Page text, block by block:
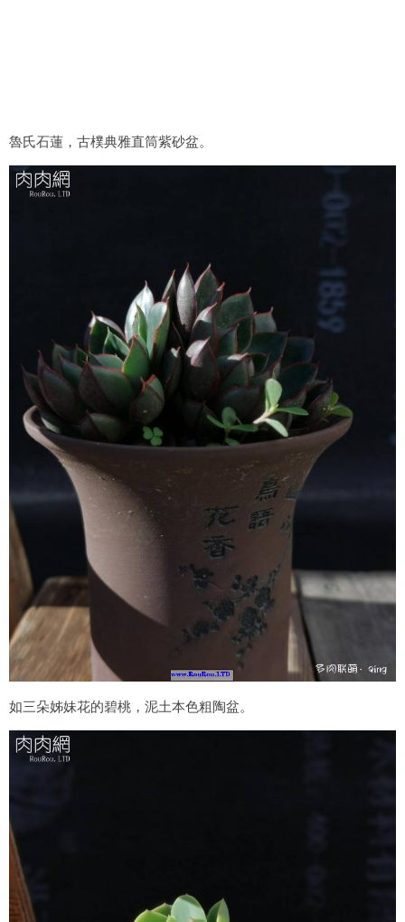
魯氏石蓮，古樸典雅直筒紫砂盆。
如三朵姊妹花的碧桃，泥土本色粗陶盆。